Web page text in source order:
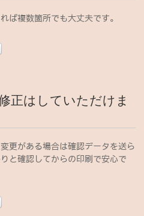
ば複数箇所でも大丈夫です。
正はしていただけま
更がある場合は確認データを送ら
と確認してからの印刷で安心で